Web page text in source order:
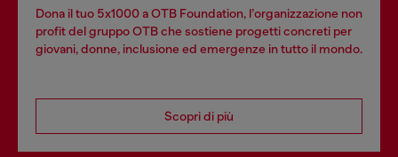
Dona il tuo 5x1000 a OTB Foundation, l’organizzazione non
profit del gruppo OTB che sostiene progetti concreti per
giovani, donne, inclusione ed emergenze in tutto il mondo.
Scopri di più